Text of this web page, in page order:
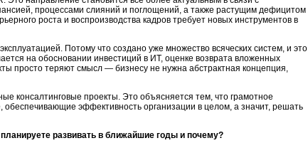
процессами слияний и поглощений, а также растущим дефицитом
роста и воспроизводства кадров требует новых инструментов в
Потому что создано уже множество всяческих систем, и это
на обосновании инвестиций в ИТ, оценке возврата вложенных
просто теряют смысл — бизнесу не нужна абстрактная концепция,
консалтинговые проекты. Это объясняется тем, что грамотное
эффективность организации в целом, а значит, решать
развивать в ближайшие годы и почему?